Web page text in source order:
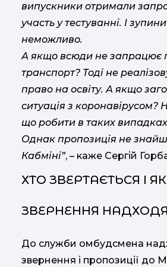
випускники отримали
участь у тестуванні. І
неможливо.
А якщо всюди не запрацює
транспорт? Тоді не
право на освіту. А якщо
ситуація з коронавірусом?
що робити в таких
Однак пропозиція не
Кабміні”, – каже Сергій
ХТО ЗВЕРТАЄТЬСЯ І
ЗВЕРНЕННЯ
До служби омбудсмена
звернення і пропозиції до